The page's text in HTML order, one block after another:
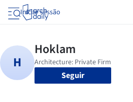
Iniciar sessão
Seguir